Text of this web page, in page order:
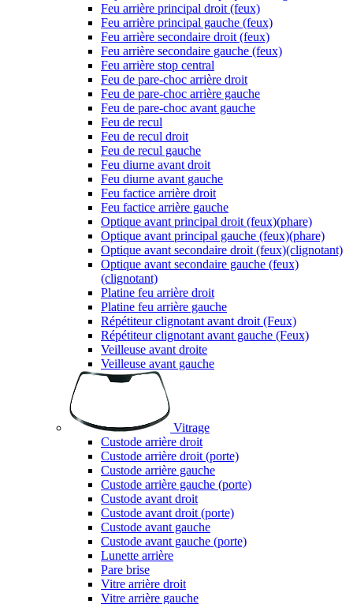
Feu arrière principal droit (feux)
Feu arrière principal gauche (feux)
Feu arrière secondaire droit (feux)
Feu arrière secondaire gauche (feux)
Feu arrière stop central
Feu de pare-choc arrière droit
Feu de pare-choc arrière gauche
Feu de pare-choc avant gauche
Feu de recul
Feu de recul droit
Feu de recul gauche
Feu diurne avant droit
Feu diurne avant gauche
Feu factice arrière droit
Feu factice arrière gauche
Optique avant principal droit (feux)(phare)
Optique avant principal gauche (feux)(phare)
Optique avant secondaire droit (feux)(clignotant)
Optique avant secondaire gauche (feux)
(clignotant)
Platine feu arrière droit
Platine feu arrière gauche
Répétiteur clignotant avant droit (Feux)
Répétiteur clignotant avant gauche (Feux)
Veilleuse avant droite
Veilleuse avant gauche
Vitrage
Custode arrière droit
Custode arrière droit (porte)
Custode arrière gauche
Custode arrière gauche (porte)
Custode avant droit
Custode avant droit (porte)
Custode avant gauche
Custode avant gauche (porte)
Lunette arrière
Pare brise
Vitre arrière droit
Vitre arrière gauche